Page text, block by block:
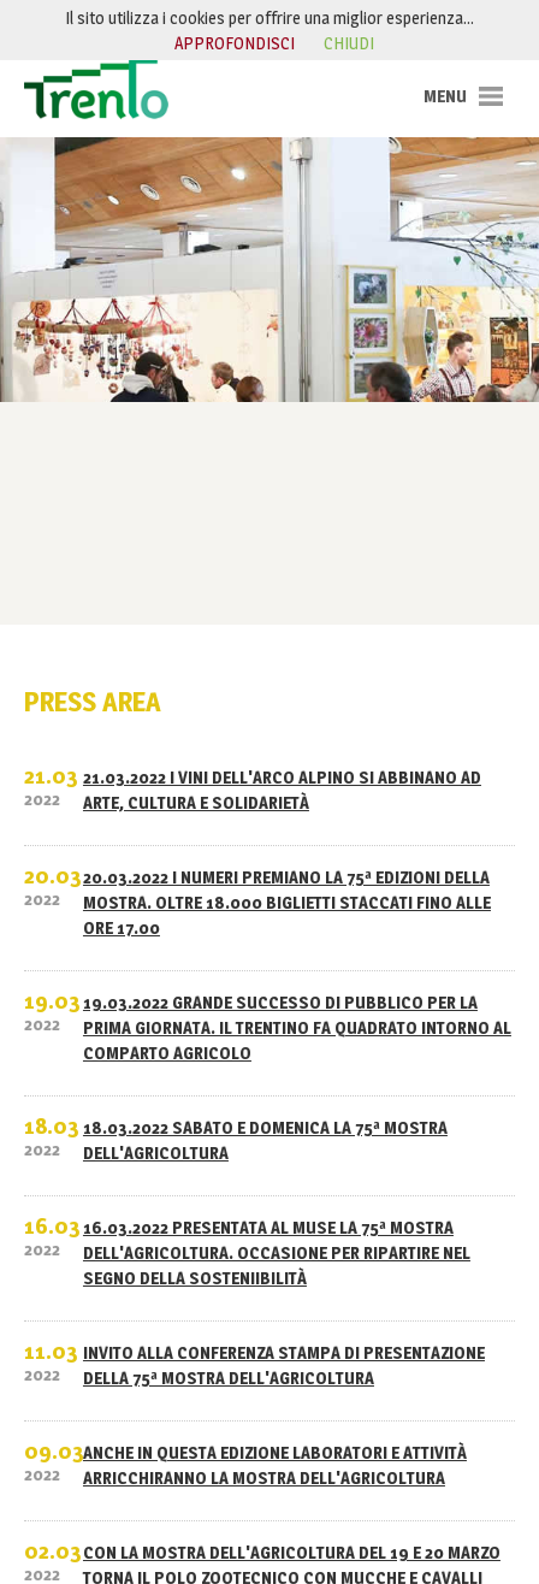
Salta al contenuto
PRESS AREA
21.03
2022
21.03.2022 I VINI DELL'ARCO ALPINO SI ABBINANO AD
ARTE, CULTURA E SOLIDARIETÀ
20.03
2022
20.03.2022 I NUMERI PREMIANO LA 75ª EDIZIONI DELLA
MOSTRA. OLTRE 18.000 BIGLIETTI STACCATI FINO ALLE
ORE 17.00
19.03
2022
19.03.2022 GRANDE SUCCESSO DI PUBBLICO PER LA
PRIMA GIORNATA. IL TRENTINO FA QUADRATO INTORNO AL
COMPARTO AGRICOLO
18.03
2022
18.03.2022 SABATO E DOMENICA LA 75ª MOSTRA
DELL'AGRICOLTURA
16.03
2022
16.03.2022 PRESENTATA AL MUSE LA 75ª MOSTRA
DELL'AGRICOLTURA. OCCASIONE PER RIPARTIRE NEL
SEGNO DELLA SOSTENIIBILITÀ
11.03
2022
INVITO ALLA CONFERENZA STAMPA DI PRESENTAZIONE
DELLA 75ª MOSTRA DELL'AGRICOLTURA
09.03
2022
ANCHE IN QUESTA EDIZIONE LABORATORI E ATTIVITÀ
ARRICCHIRANNO LA MOSTRA DELL'AGRICOLTURA
02.03
2022
CON LA MOSTRA DELL'AGRICOLTURA DEL 19 E 20 MARZO
TORNA IL POLO ZOOTECNICO CON MUCCHE E CAVALLI
Il sito utilizza i cookies per offrire una miglior esperienza…
APPROFONDISCI
CHIUDI